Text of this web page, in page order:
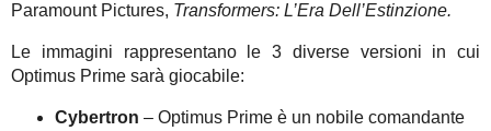
Paramount Pictures, Transformers: L’Era Dell’Estinzione.
Le immagini rappresentano le 3 diverse versioni in cui
Optimus Prime sarà giocabile:
Cybertron – Optimus Prime è un nobile comandante